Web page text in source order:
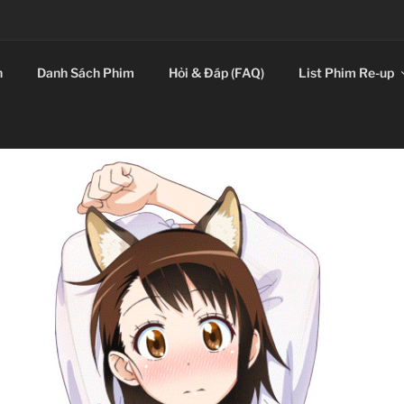
LEADING SICKOS
Danh Sách Phim Hỏi & Đáp (FAQ) List Phim Re-up